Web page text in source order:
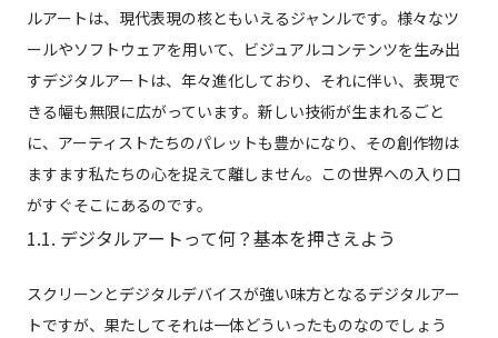
ルアートは、現代表現の核ともいえるジャンルです。様々なツ
ールやソフトウェアを用いて、ビジュアルコンテンツを生み出
すデジタルアートは、年々進化しており、それに伴い、表現で
きる幅も無限に広がっています。新しい技術が生まれるごと
に、アーティストたちのパレットも豊かになり、その創作物は
ますます私たちの心を捉えて離しません。この世界への入り口
がすぐそこにあるのです。
1.1. デジタルアートって何？基本を押さえよう
スクリーンとデジタルデバイスが強い味方となるデジタルアー
トですが、果たしてそれは一体どういったものなのでしょう